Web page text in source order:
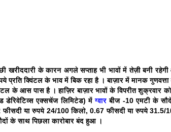
खरीददारी के कारन अगले सप्ताह भी भावों में तेज़ी बनी रहेगी
प्रति क्विंटल के भाव में बिक रहा है । बाज़ार में मानक गुणवत्ता
के आस पास है । हाज़िर बाज़ार भावों के विपरीत शुक्रवार को
डेरिवेटिव्स एक्सचेंज लिमिटेड) मेंग्वार बीज -10 एमटी के सौदे
या रुपये 24/100 किलो, 0.67 फीसदी या रुपये 31.5/
के साथ पिछला कारोबार बंद हुआ ।